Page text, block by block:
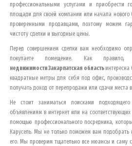
профессиональными услугами и приобрести
площади для своей компании или начала
проверенными продавцами, поэтому можем
чистоту сделки и выгодные цены.
Перед совершением сделки вам необходимо
покупаете помещение. Как правило,
недвижимостиЗакарпатская область
квадратные метры для себя под офис,
получать доход от перепродажи или сдачи места
Не стоит заниматься поисками
объявлениям в интернет или на
помощью профессионального посредника,
Карусель. Мы не только поможем вам
его. Мы проверим тщательно все нюансы и саму